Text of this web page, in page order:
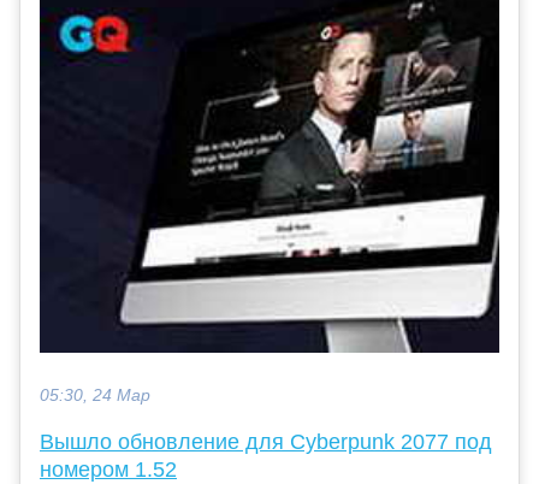
05:30, 24 Мар
Вышло обновление для Cyberpunk 2077 под
номером 1.52